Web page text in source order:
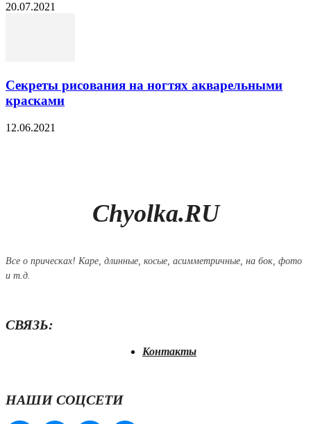
20.07.2021
Секреты рисования на ногтях акварельными
красками
12.06.2021
Chyolka.RU
Все о прическах! Каре, длинные, косые, асимметричные, на бок, фото
и т.д.
СВЯЗЬ:
Контакты
НАШИ СОЦСЕТИ